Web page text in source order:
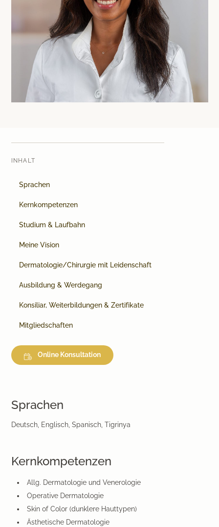
INHALT
Sprachen
Kernkompetenzen
Studium & Laufbahn
Meine Vision
Dermatologie/Chirurgie mit Leidenschaft
Ausbildung & Werdegang
Konsiliar, Weiterbildungen & Zertifikate
Mitgliedschaften
Online Konsultation
Sprachen
Deutsch, Englisch, Spanisch, Tigrinya
Kernkompetenzen
Allg. Dermatologie und Venerologie
Operative Dermatologie
Skin of Color (dunklere Hauttypen)
Ästhetische Dermatologie
Lasertherapie
Infusionstherapien
Dr. Sabine Bruckert Skincare
Medical Beauty Zürich Bülach